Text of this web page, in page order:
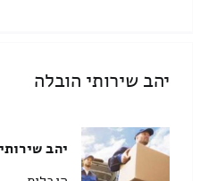
יהב שירותי הובלה
יהב